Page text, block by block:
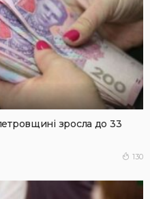
зросла до 33
130